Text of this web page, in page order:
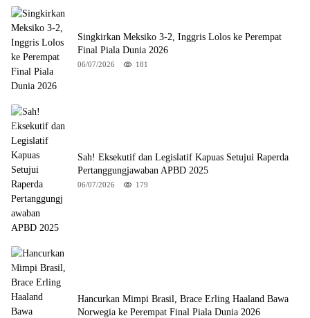
Singkirkan Meksiko 3-2, Inggris Lolos ke Perempat
Final Piala Dunia 2026
06/07/2026 181
Sah! Eksekutif dan Legislatif Kapuas Setujui Raperda
Pertanggungjawaban APBD 2025
06/07/2026 179
Hancurkan Mimpi Brasil, Brace Erling Haaland Bawa
Norwegia ke Perempat Final Piala Dunia 2026